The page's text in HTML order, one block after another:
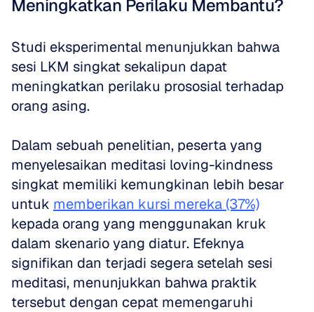
Meningkatkan Perilaku Membantu?
Studi eksperimental menunjukkan bahwa
sesi LKM singkat sekalipun dapat
meningkatkan perilaku prososial terhadap
orang asing.
Dalam sebuah penelitian, peserta yang
menyelesaikan meditasi loving-kindness
singkat memiliki kemungkinan lebih besar
untuk memberikan kursi mereka (37%)
kepada orang yang menggunakan kruk
dalam skenario yang diatur. Efeknya
signifikan dan terjadi segera setelah sesi
meditasi, menunjukkan bahwa praktik
tersebut dengan cepat memengaruhi